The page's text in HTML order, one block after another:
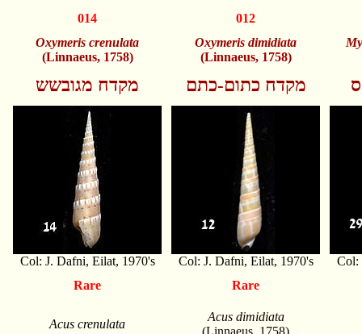
014
012
Oxymeris crenulata
(Linnaeus, 1758)
Oxymeris dimidiata
(Linnaeus, 1758)
מקדח מגובשש מקדח כתום-כתם
Col: J. Dafni, Eilat, 1970's Col: J. Dafni, Eilat, 1970's
Col:
Rare
Rare
Acus crenulata
Acus dimidiata
(Linnaeus, 1758)